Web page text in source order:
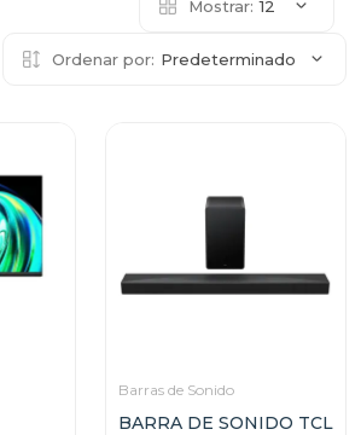
Mostrar: 12
Ordenar por: Predeterminado
Barras de Sonido
BARRA DE SONIDO TCL